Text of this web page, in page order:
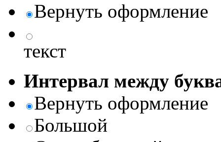
Вернуть оформление
текст
Интервал между
Вернуть оформление
Большой